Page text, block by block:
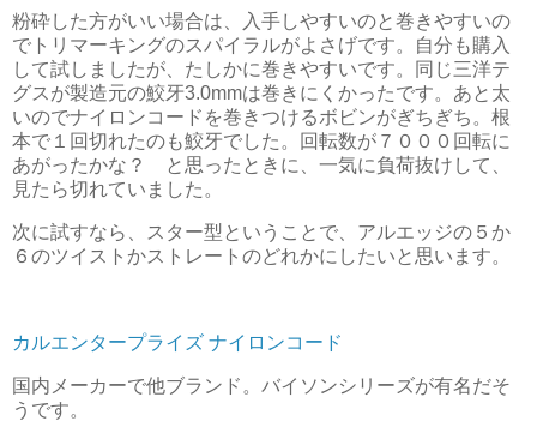
粉砕した方がいい場合は、入手しやすいのと巻きやすいの
でトリマーキングのスパイラルがよさげです。自分も購入
して試しましたが、たしかに巻きやすいです。同じ三洋テ
グスが製造元の鮫牙3.0mmは巻きにくかったです。あと太
いのでナイロンコードを巻きつけるボビンがぎちぎち。根
本で１回切れたのも鮫牙でした。回転数が７０００回転に
あがったかな？ と思ったときに、一気に負荷抜けして、
見たら切れていました。
次に試すなら、スター型ということで、アルエッジの５か
６のツイストかストレートのどれかにしたいと思います。
カルエンタープライズ ナイロンコード
国内メーカーで他ブランド。バイソンシリーズが有名だそ
うです。